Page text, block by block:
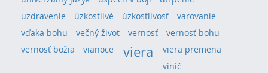
uzdravenie
úzkostlivé úzkostlivosť
varovanie
vďaka bohu
večný život vernosť
vernosť bohu
vernosť božia
vianoce viera
viera premena
vinič